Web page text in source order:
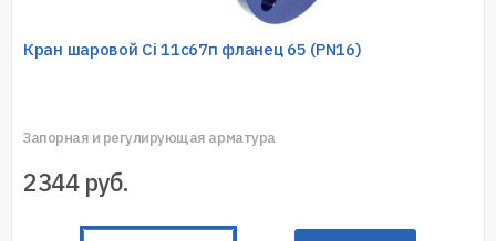
Кран шаровой Ci 11с67п фланец 65 (PN16)
Запорная и регулирующая арматура
2344 руб.